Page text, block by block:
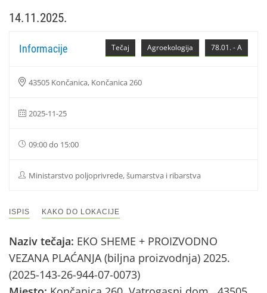
14.11.2025.
78.01. - A
Agroekologija
Tečaj
Informacije
43505 Končanica, Končanica 260
2025-11-25
09:00 do 15:00
Ministarstvo poljoprivrede, šumarstva i ribarstva
ISPIS KAKO DO LOKACIJE
Naziv tečaja: EKO SHEME + PROIZVODNO
VEZANA PLAĆANJA (biljna proizvodnja) 2025.
(2025-143-26-944-07-0073)